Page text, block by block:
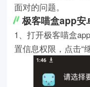
面对的问题。
极客喵盒app安
1、打开极客喵盒
置信息权限，点击“